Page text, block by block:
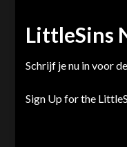
LittleSins
Schrijf je nu in voor
Sign Up for the